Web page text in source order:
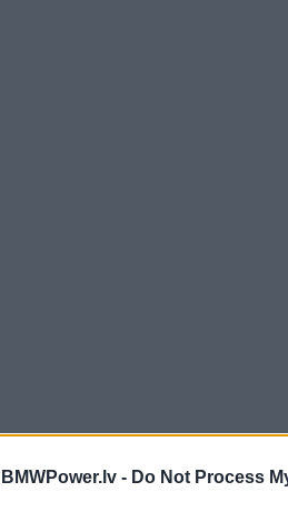
BMWPower.lv - Do Not Process